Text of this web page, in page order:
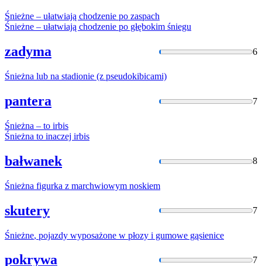
Śnieżne – ułatwiają chodzenie po zaspach
Śnieżne – ułatwiają chodzenie po głębokim śniegu
zadyma 6
Śnieżna lub na stadionie (z pseudokibicami)
pantera 7
Śnieżna – to irbis
Śnieżna to inaczej irbis
bałwanek 8
Śnieżna figurka z marchwiowym noskiem
skutery 7
Śnieżne, pojazdy wyposażone w płozy i gumowe gąsienice
pokrywa 7